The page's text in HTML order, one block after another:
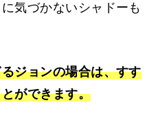
気づかないシャドーも
ジョンの場合は、すす
ができます。